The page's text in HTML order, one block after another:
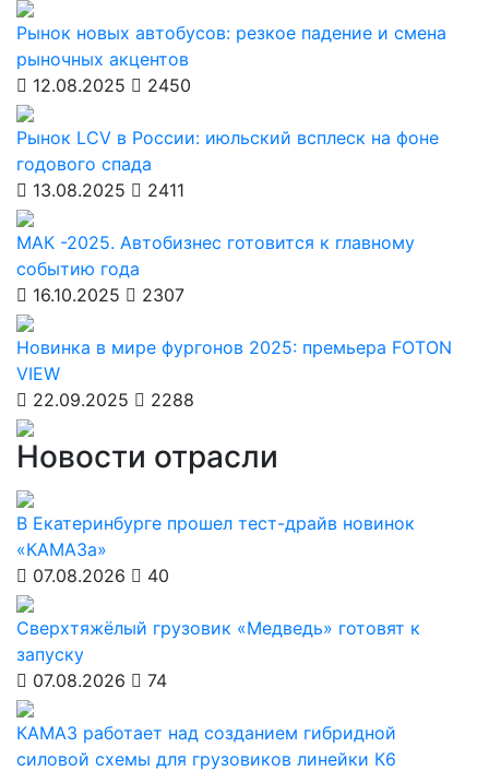
Рынок новых автобусов: резкое падение и смена
рыночных акцентов
12.08.2025
2450
Рынок LCV в России: июльский всплеск на фоне
годового спада
13.08.2025
2411
МАК -2025. Автобизнес готовится к главному
событию года
16.10.2025
2307
Новинка в мире фургонов 2025: премьера FOTON
VIEW
22.09.2025
2288
Новости отрасли
В Екатеринбурге прошел тест-драйв новинок
«КАМАЗа»
07.08.2026
40
Сверхтяжёлый грузовик «Медведь» готовят к
запуску
07.08.2026
74
КАМАЗ работает над созданием гибридной
силовой схемы для грузовиков линейки К6